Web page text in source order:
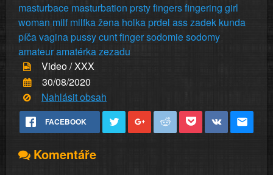
masturbace masturbation prstyfingersfingering girl
woman milf milfkažena holkaprdel asszadek kunda
píčavaginapussycuntfingersodomiesodomy
amateuramatérkazezadu
Video / XXX
30/08/2020
Nahlásit obsah
FACEBOOK
Komentáře